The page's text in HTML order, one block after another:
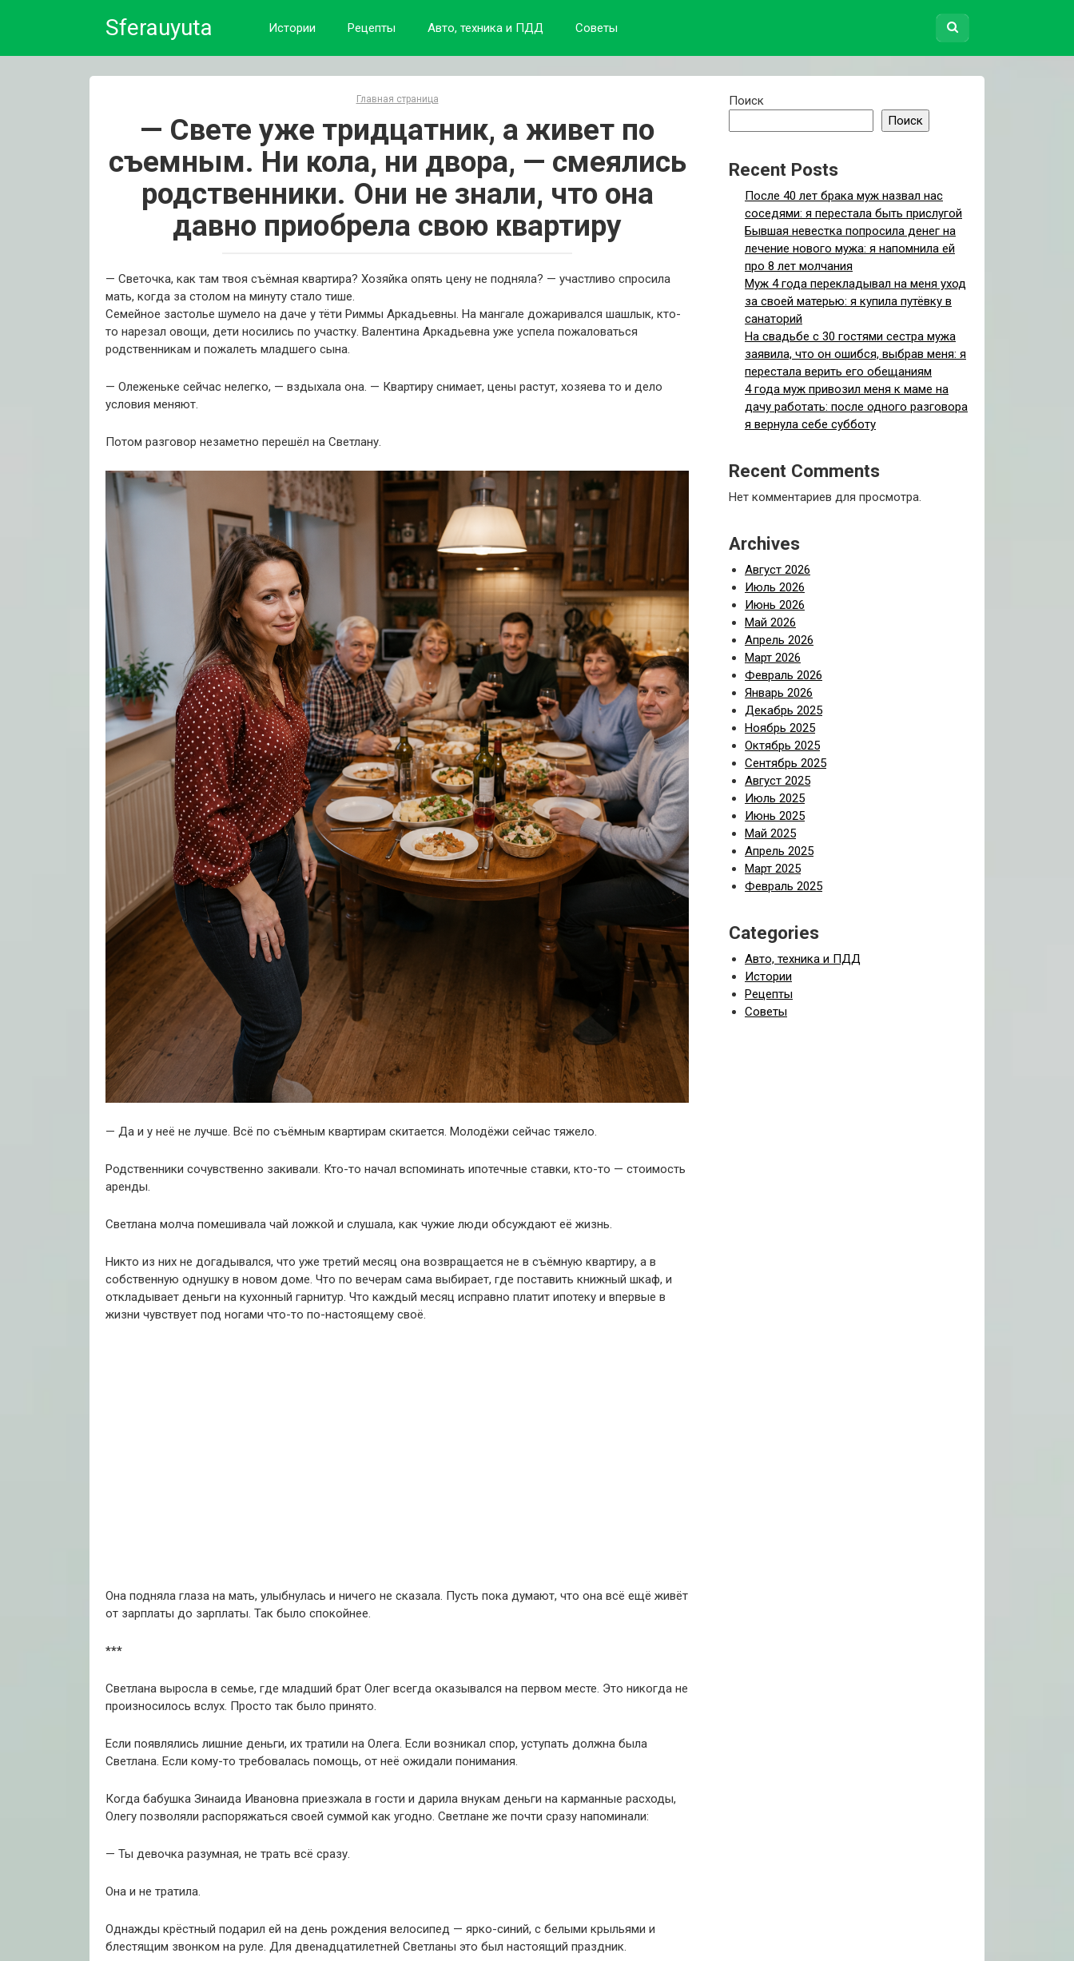
Sferauyuta Истории Рецепты Авто, техника и ПДД Советы
Главная страница
— Свете уже тридцатник, а живет по
съемным. Ни кола, ни двора, — смеялись
родственники. Они не знали, что она
давно приобрела свою квартиру
— Светочка, как там твоя съёмная квартира? Хозяйка опять цену не подняла? — участливо спросила
мать, когда за столом на минуту стало тише.
Семейное застолье шумело на даче у тёти Риммы Аркадьевны. На мангале дожаривался шашлык, кто-
то нарезал овощи, дети носились по участку. Валентина Аркадьевна уже успела пожаловаться
родственникам и пожалеть младшего сына.
— Олеженьке сейчас нелегко, — вздыхала она. — Квартиру снимает, цены растут, хозяева то и дело
условия меняют.
Потом разговор незаметно перешёл на Светлану.
— Да и у неё не лучше. Всё по съёмным квартирам скитается. Молодёжи сейчас тяжело.
Родственники сочувственно закивали. Кто-то начал вспоминать ипотечные ставки, кто-то — стоимость
аренды.
Светлана молча помешивала чай ложкой и слушала, как чужие люди обсуждают её жизнь.
Никто из них не догадывался, что уже третий месяц она возвращается не в съёмную квартиру, а в
собственную однушку в новом доме. Что по вечерам сама выбирает, где поставить книжный шкаф, и
откладывает деньги на кухонный гарнитур. Что каждый месяц исправно платит ипотеку и впервые в
жизни чувствует под ногами что-то по-настоящему своё.
Она подняла глаза на мать, улыбнулась и ничего не сказала. Пусть пока думают, что она всё ещё живёт
от зарплаты до зарплаты. Так было спокойнее.
***
Светлана выросла в семье, где младший брат Олег всегда оказывался на первом месте. Это никогда не
произносилось вслух. Просто так было принято.
Если появлялись лишние деньги, их тратили на Олега. Если возникал спор, уступать должна была
Светлана. Если кому-то требовалась помощь, от неё ожидали понимания.
Когда бабушка Зинаида Ивановна приезжала в гости и дарила внукам деньги на карманные расходы,
Олегу позволяли распоряжаться своей суммой как угодно. Светлане же почти сразу напоминали:
— Ты девочка разумная, не трать всё сразу.
Она и не тратила.
Однажды крёстный подарил ей на день рождения велосипед — ярко-синий, с белыми крыльями и
блестящим звонком на руле. Для двенадцатилетней Светланы это был настоящий праздник.
Поиск
Поиск
Recent Posts
После 40 лет брака муж назвал нас
соседями: я перестала быть прислугой
Бывшая невестка попросила денег на
лечение нового мужа: я напомнила ей
про 8 лет молчания
Муж 4 года перекладывал на меня уход
за своей матерью: я купила путёвку в
санаторий
На свадьбе с 30 гостями сестра мужа
заявила, что он ошибся, выбрав меня: я
перестала верить его обещаниям
4 года муж привозил меня к маме на
дачу работать: после одного разговора
я вернула себе субботу
Recent Comments
Нет комментариев для просмотра.
Archives
Август 2026
Июль 2026
Июнь 2026
Май 2026
Апрель 2026
Март 2026
Февраль 2026
Январь 2026
Декабрь 2025
Ноябрь 2025
Октябрь 2025
Сентябрь 2025
Август 2025
Июль 2025
Июнь 2025
Май 2025
Апрель 2025
Март 2025
Февраль 2025
Categories
Авто, техника и ПДД
Истории
Рецепты
Советы